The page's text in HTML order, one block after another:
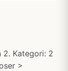
2. Kategori: 2
>